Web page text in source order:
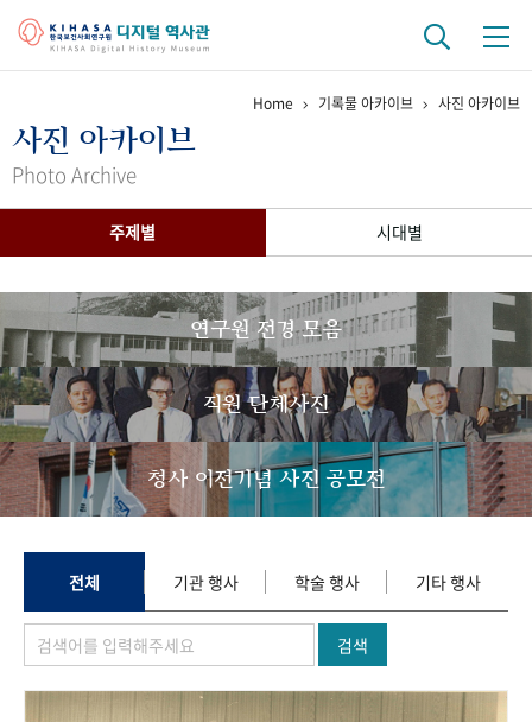
걸어온 길 기관 변천사
간행물 변천사
기록물 아카이브
사진 아카이브 문서 기록물 행정박물 영상 기록물
50+1 주년 기념
성과 50선 숫자로 보는 50년
세계와 함께 한 KIHASA
VR 역사관
Home 기록물 아카이브 사진 아카이브
사진 아카이브
Photo Archive
주제별 시대별
연구원 전경 모음
직원 단체사진
청사 이전기념 사진 공모전
전체 기관 행사 학술 행사 기타 행사
검색